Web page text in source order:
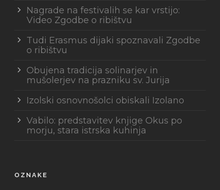
Nagrade na festivalih se kar vrstijo:
Video Zgodbe o ribištvu
Tudi Erasmus dijaki spoznavali Zgodbe
o ribištvu
Obujena tradicija solinarjev in
mušolerjev na prazniku sv. Jurija
Izolski osnovnošolci obiskali Izolano
Vabilo: predstavitev knjige Okus po
morju, stara istrska kuhinja
OZNAKE